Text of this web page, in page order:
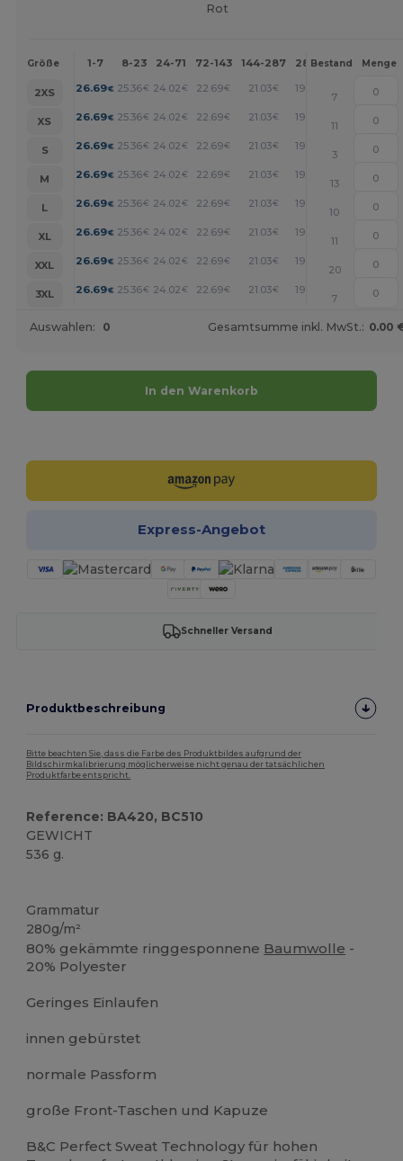
Rot
Größe 1-7 8-23 24-71 72-143 144-287 288 + Mehr
Bestand Menge
2XS 26.69€ 25.36€ 24.02 € 22.69€ 21.03€ 19.35
7
XS
26.69€ 25.36€ 24.02 € 22.69€ 21.03€ 19.35
11
S
26.69€ 25.36€ 24.02 € 22.69€ 21.03€ 19.35
3
M
26.69€ 25.36€ 24.02 € 22.69€ 21.03€ 19.35
13
L
26.69€ 25.36€ 24.02 € 22.69€ 21.03€ 19.35
10
XL
26.69€ 25.36€ 24.02 € 22.69€ 21.03€ 19.35
11
XXL
26.69€ 25.36€ 24.02 € 22.69€ 21.03€ 19.35
20
3XL
26.69€ 25.36€ 24.02 € 22.69€ 21.03€ 19.35
7
Auswahlen: 0 Gesamtsumme inkl. MwSt.: 0.00
In den Warenkorb
Express-Angebot
Schneller Versand
Produktbeschreibung
Bitte beachten Sie, dass die Farbe des Produktbildes aufgrund der
Bildschirmkalibrierung möglicherweise nicht genau der tatsächlichen
Produktfarbe entspricht.
Reference: BA420, BC510
GEWICHT
536 g.
Grammatur
280g/m²
80% gekämmte ringgesponnene Baumwolle -
20% Polyester
Geringes Einlaufen
innen gebürstet
normale Passform
große Front-Taschen und Kapuze
B&C Perfect Sweat Technology für hohen